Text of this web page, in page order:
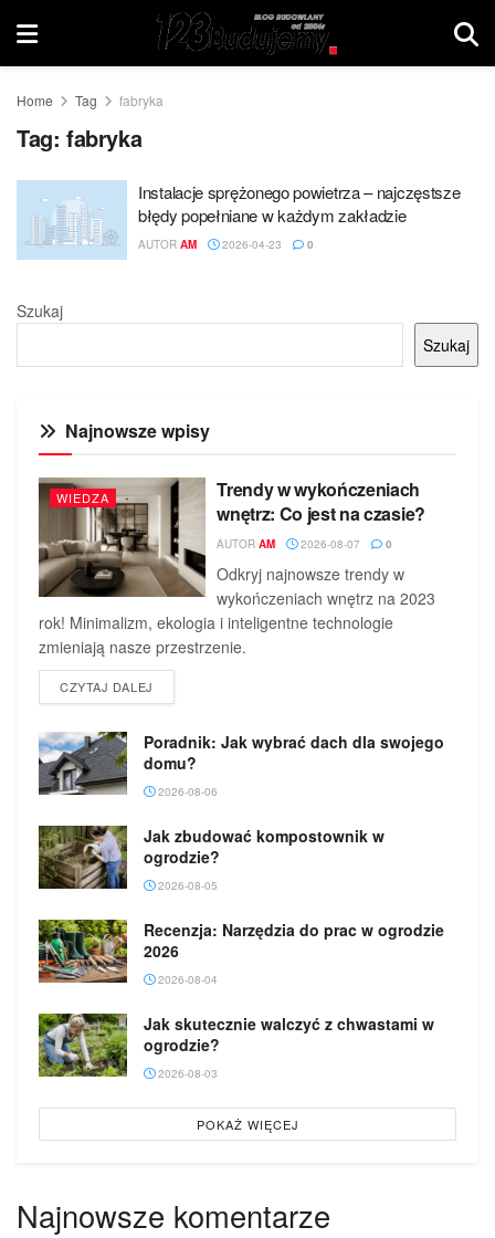
Home Tag fabryka
Tag: fabryka
Instalacje sprężonego powietrza – najczęstsze
błędy popełniane w każdym zakładzie
AUTOR AM 2026-04-23 0
Szukaj
Szukaj
Najnowsze wpisy
WIEDZA
Trendy w wykończeniach
wnętrz: Co jest na czasie?
AUTOR AM 2026-08-07 0
Odkryj najnowsze trendy w
wykończeniach wnętrz na 2023
rok! Minimalizm, ekologia i inteligentne technologie
zmieniają nasze przestrzenie.
CZYTAJ DALEJ
Poradnik: Jak wybrać dach dla swojego
domu?
2026-08-06
Jak zbudować kompostownik w
ogrodzie?
2026-08-05
Recenzja: Narzędzia do prac w ogrodzie
2026
2026-08-04
Jak skutecznie walczyć z chwastami w
ogrodzie?
2026-08-03
POKAŻ WIĘCEJ
Najnowsze komentarze